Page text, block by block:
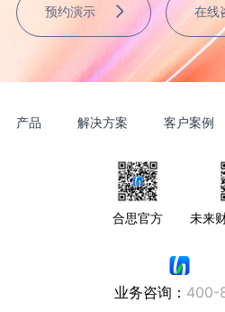
预约演示 在线
产品 解决方案 客户案例
合思官方 未来
业务咨询： 400-